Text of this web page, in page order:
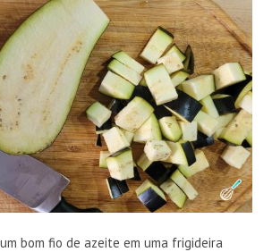
bom fio de azeite em uma frigideira